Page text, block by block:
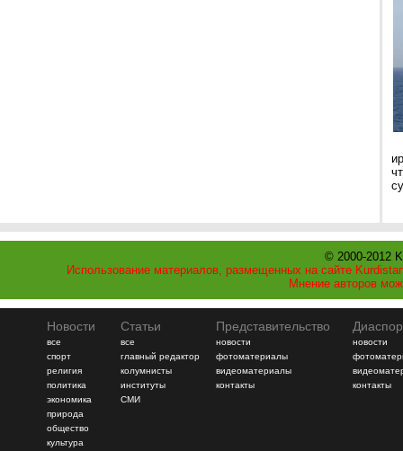
© 2000-2012
Использование материалов, размещенных на сайте
Мнение авторов
Новости
все
спорт
религия
политика
экономика
природа
общество
культура
Статьи
все
главный редактор
колумнисты
институты
СМИ
Представительство
новости
фотоматериалы
видеоматериалы
контакты
новости
контакты